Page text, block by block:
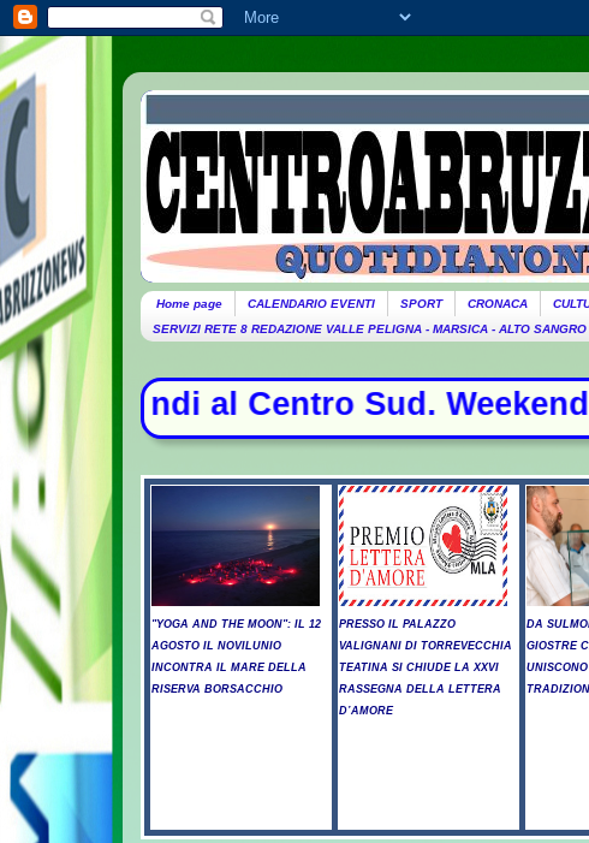
Home page CALENDARIO EVENTI SPORT CRONACA
SERVIZI RETE 8 REDAZIONE VALLE PELIGNA - MARSICA - ALTO SANGRO
Sud. Weekend da bollino
"YOGA AND THE MOON": IL 12
AGOSTO IL NOVILUNIO
INCONTRA IL MARE DELLA
RISERVA BORSACCHIO
PRESSO IL PALAZZO
VALIGNANI DI TORREVECCHIA
TEATINA SI CHIUDE LA XXVI
RASSEGNA DELLA LETTERA
D’AMORE
DA
GIOSTRE